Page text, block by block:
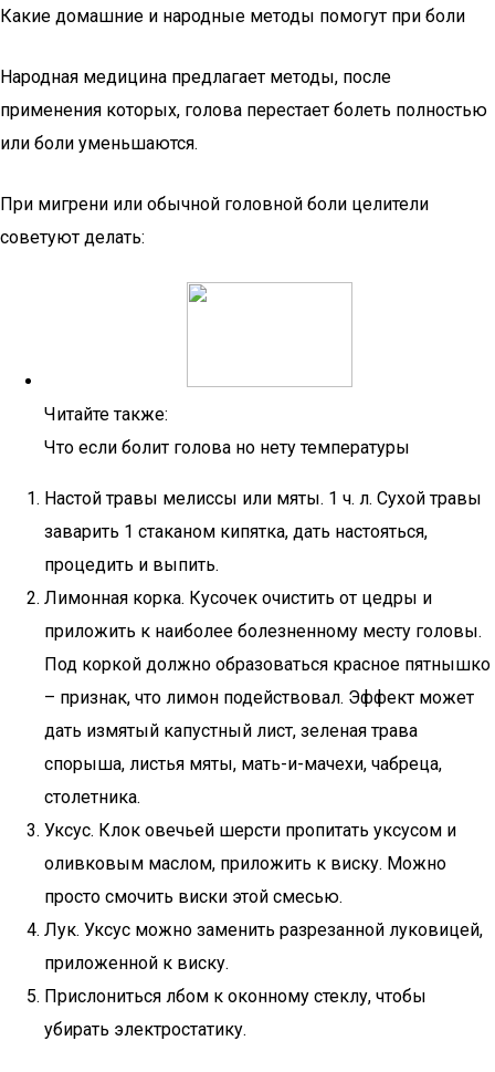
Какие домашние и народные методы помогут при боли
Народная медицина предлагает методы, после
применения которых, голова перестает болеть полностью
или боли уменьшаются.
При мигрени или обычной головной боли целители
советуют делать:
Читайте также:
Что если болит голова но нету температуры
Настой травы мелиссы или мяты. 1 ч. л. Сухой травы
заварить 1 стаканом кипятка, дать настояться,
процедить и выпить.
Лимонная корка. Кусочек очистить от цедры и
приложить к наиболее болезненному месту головы.
Под коркой должно образоваться красное пятнышко
– признак, что лимон подействовал. Эффект может
дать измятый капустный лист, зеленая трава
спорыша, листья мяты, мать-и-мачехи, чабреца,
столетника.
Уксус. Клок овечьей шерсти пропитать уксусом и
оливковым маслом, приложить к виску. Можно
просто смочить виски этой смесью.
Лук. Уксус можно заменить разрезанной луковицей,
приложенной к виску.
Прислониться лбом к оконному стеклу, чтобы
убирать электростатику.